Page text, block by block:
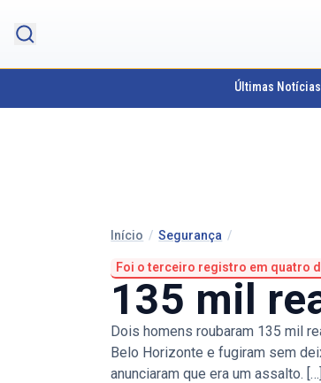
Últimas Notícias
Início /Segurança /
Foi o terceiro registro em quatro
135 mil
Dois homens roubaram 135 mil
Belo Horizonte e fugiram sem
anunciaram que era um assalto. […]